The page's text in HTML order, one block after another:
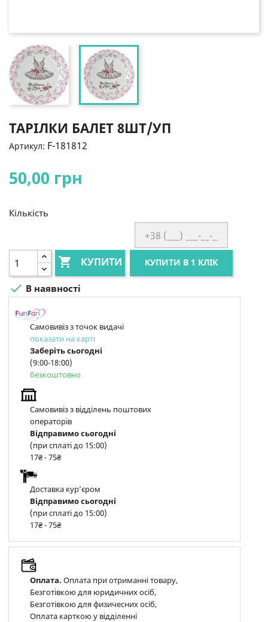
ТАРІЛКИ БАЛЕТ 8ШТ/УП
Артикул: F-181812
50,00 грн
Кількість
 КУПИТИ КУПИТИ В 1 КЛІК
 В наявності
Самовивіз з точок видачі
показати на карті
Заберіть сьогодні
(9:00-18:00)
безкоштовно
Самовивіз з відділень поштових
операторів
Відправимо сьогодні
(при сплаті до 15:00)
17₴ - 75₴
Доставка курʼєром
Відправимо сьогодні
(при сплаті до 15:00)
17₴ - 75₴
Оплата. Оплата при отриманні товару,
Безготівкою для юридичних осіб,
Безготівкою для физичесних осіб,
Оплата карткою у відділенні